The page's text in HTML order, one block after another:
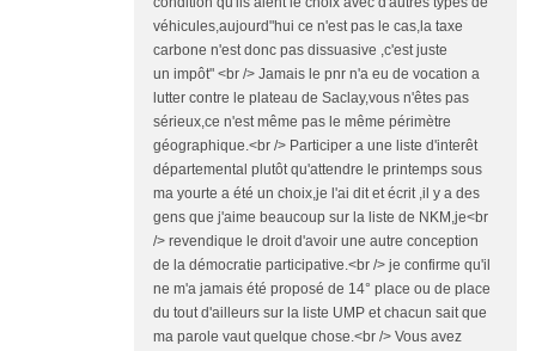
véhicules,aujourd"hui ce n'est pas le cas,la taxe
carbone n'est donc pas dissuasive ,c'est juste
un impôt" <br /> Jamais le pnr n'a eu de vocation a
lutter contre le plateau de Saclay,vous n'êtes pas
sérieux,ce n'est même pas le même périmètre
géographique.<br /> Participer a une liste d'interêt
départemental plutôt qu'attendre le printemps sous
ma yourte a été un choix,je l'ai dit et écrit ,il y a des
gens que j'aime beaucoup sur la liste de NKM,je<br
/> revendique le droit d'avoir une autre conception
de la démocratie participative.<br /> je confirme qu'il
ne m'a jamais été proposé de 14° place ou de place
du tout d'ailleurs sur la liste UMP et chacun sait que
ma parole vaut quelque chose.<br /> Vous avez